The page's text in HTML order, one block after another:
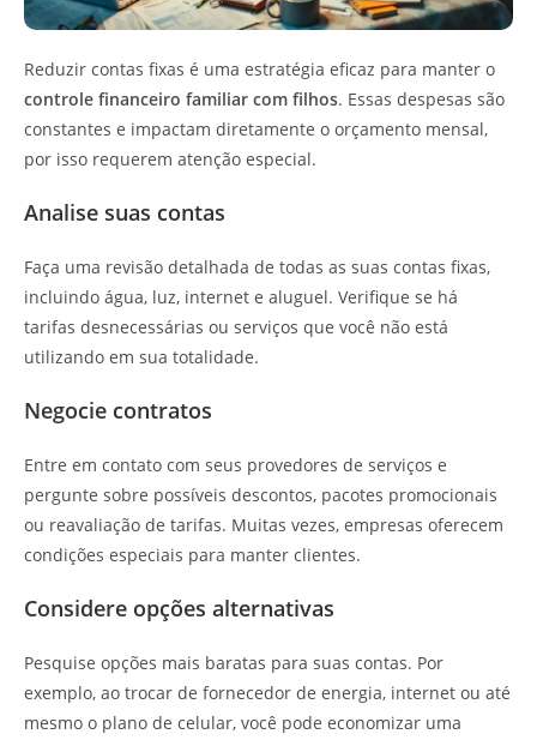
Reduzir contas fixas é uma estratégia eficaz para manter o
controle financeiro familiar com filhos. Essas despesas são
constantes e impactam diretamente o orçamento mensal,
por isso requerem atenção especial.
Analise suas contas
Faça uma revisão detalhada de todas as suas contas fixas,
incluindo água, luz, internet e aluguel. Verifique se há
tarifas desnecessárias ou serviços que você não está
utilizando em sua totalidade.
Negocie contratos
Entre em contato com seus provedores de serviços e
pergunte sobre possíveis descontos, pacotes promocionais
ou reavaliação de tarifas. Muitas vezes, empresas oferecem
condições especiais para manter clientes.
Considere opções alternativas
Pesquise opções mais baratas para suas contas. Por
exemplo, ao trocar de fornecedor de energia, internet ou até
mesmo o plano de celular, você pode economizar uma